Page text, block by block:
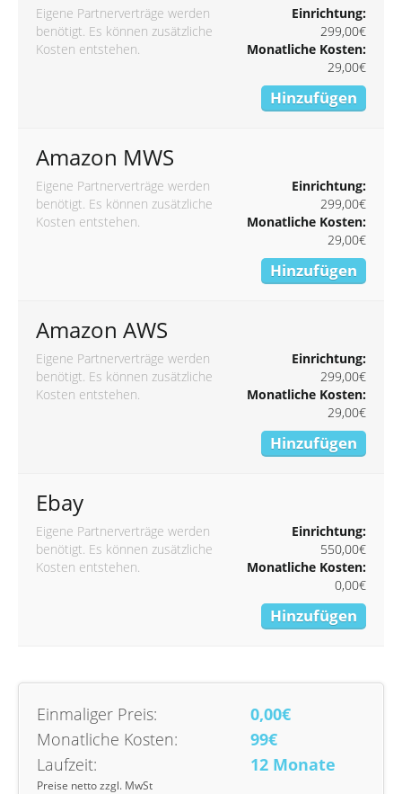
Eigene Partnerverträge werden
benötigt. Es können zusätzliche
Kosten entstehen.
Einrichtung:
299,00€
Monatliche Kosten:
29,00€
Hinzufügen
Amazon MWS
Eigene Partnerverträge werden
benötigt. Es können zusätzliche
Kosten entstehen.
Einrichtung:
299,00€
Monatliche Kosten:
29,00€
Hinzufügen
Amazon AWS
Eigene Partnerverträge werden
benötigt. Es können zusätzliche
Kosten entstehen.
Einrichtung:
299,00€
Monatliche Kosten:
29,00€
Hinzufügen
Ebay
Eigene Partnerverträge werden
benötigt. Es können zusätzliche
Kosten entstehen.
Einrichtung:
550,00€
Monatliche Kosten:
0,00€
Hinzufügen
Einmaliger Preis:
0,00€
Monatliche Kosten:
99€
Laufzeit:
12 Monate
Preise netto zzgl. MwSt